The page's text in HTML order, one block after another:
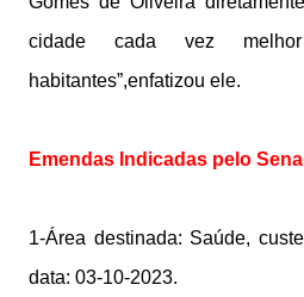
cidade cada vez
habitantes”,enfatizou ele.
Emendas Indicadas pelo
1-Área destinada: Saúde,
data: 03-10-2023.